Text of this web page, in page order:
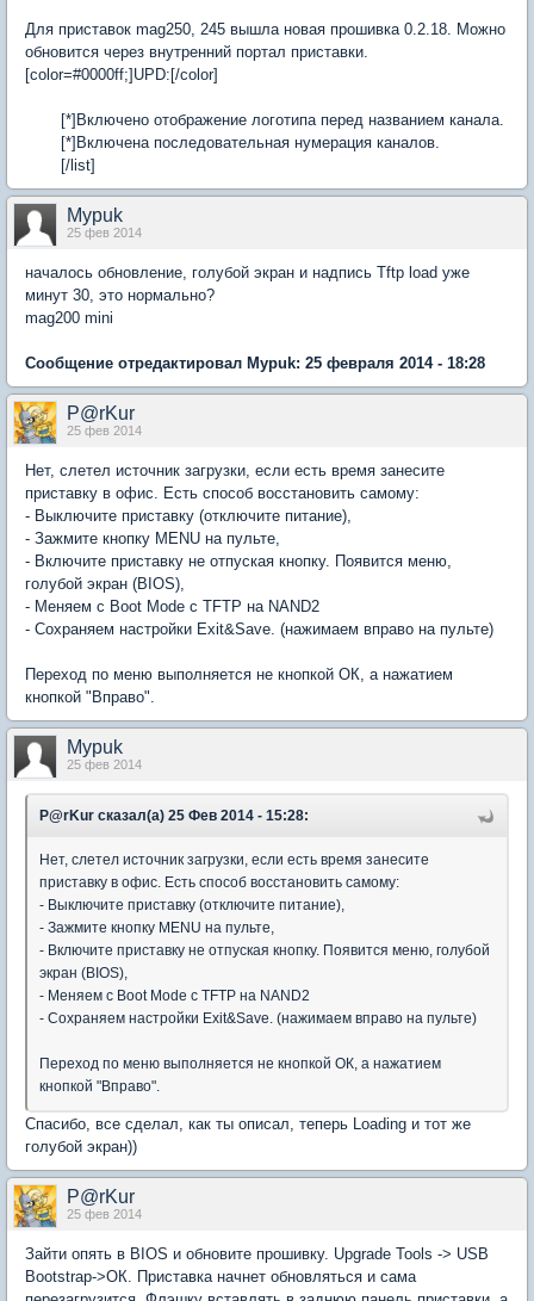
Для приставок mag250, 245 вышла новая прошивка 0.2.18. Можно
обновится через внутренний портал приставки.
[color=#0000ff;]UPD:[/color]
[*]Включено отображение логотипа перед названием канала.
[*]Включена последовательная нумерация каналов.
[/list]
Mypuk
25 фев 2014
началось обновление, голубой экран и надпись Tftp load уже
минут 30, это нормально?
mag200 mini
Сообщение отредактировал Mypuk: 25 февраля 2014 - 18:28
P@rKur
25 фев 2014
Нет, слетел источник загрузки, если есть время занесите
приставку в офис. Есть способ восстановить самому:
- Выключите приставку (отключите питание),
- Зажмите кнопку MENU на пульте,
- Включите приставку не отпуская кнопку. Появится меню,
голубой экран (BIOS),
- Меняем с Boot Mode c TFTP на NAND2
- Cохраняем настройки Exit&Save. (нажимаем вправо на пульте)
Переход по меню выполняется не кнопкой ОК, а нажатием
кнопкой "Вправо".
Mypuk
25 фев 2014
P@rKur сказал(а) 25 Фев 2014 - 15:28:
Нет, слетел источник загрузки, если есть время занесите
приставку в офис. Есть способ восстановить самому:
- Выключите приставку (отключите питание),
- Зажмите кнопку MENU на пульте,
- Включите приставку не отпуская кнопку. Появится меню, голубой
экран (BIOS),
- Меняем с Boot Mode c TFTP на NAND2
- Cохраняем настройки Exit&Save. (нажимаем вправо на пульте)
Переход по меню выполняется не кнопкой ОК, а нажатием
кнопкой "Вправо".
Спасибо, все сделал, как ты описал, теперь Loading и тот же
голубой экран))
P@rKur
25 фев 2014
Зайти опять в BIOS и обновите прошивку. Upgrade Tools -> USB
Bootstrap->ОК. Приставка начнет обновляться и сама